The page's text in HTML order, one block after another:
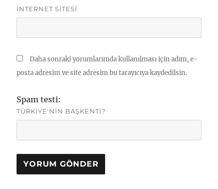
İNTERNET SITESI
Daha sonraki yorumlarımda kullanılması için adım, e-
posta adresim ve site adresim bu tarayıcıya kaydedilsin.
Spam testi:
TÜRKIYE'NIN BAŞKENTI?